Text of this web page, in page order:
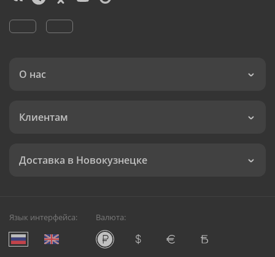
О нас
Клиентам
Доставка в Новокузнецке
Язык интерфейса: Валюта: